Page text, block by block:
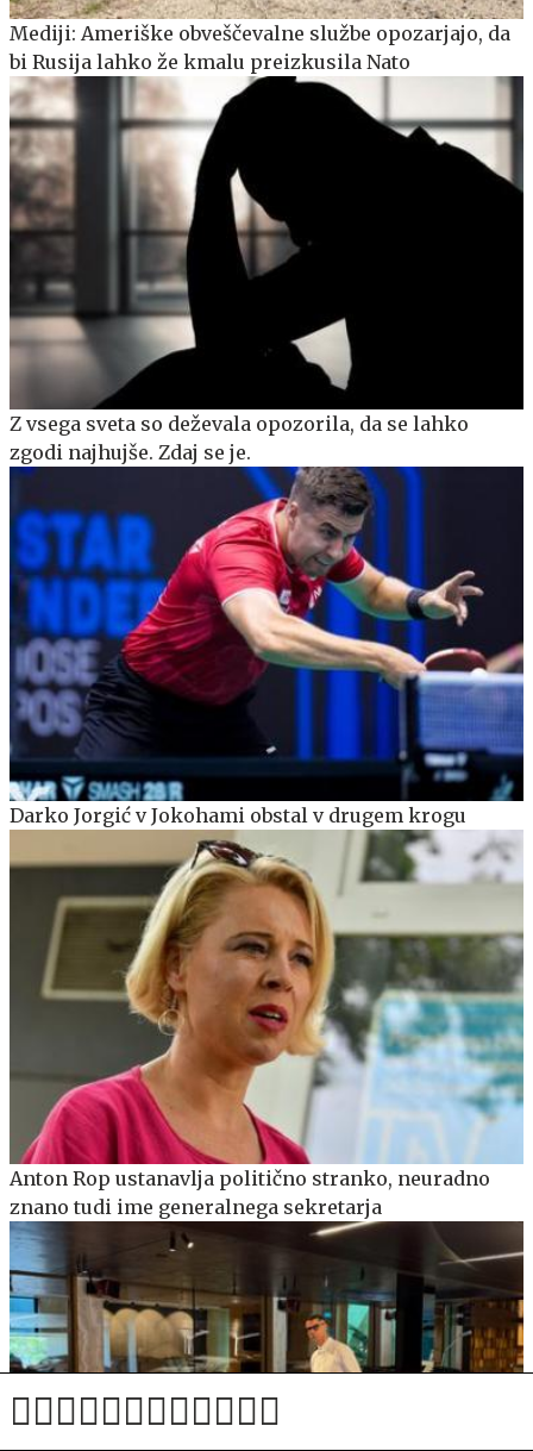
Mediji: Ameriške obveščevalne službe opozarjajo, da
bi Rusija lahko že kmalu preizkusila Nato
Z vsega sveta so deževala opozorila, da se lahko
zgodi najhujše. Zdaj se je.
Darko Jorgić v Jokohami obstal v drugem krogu
Anton Rop ustanavlja politično stranko, neuradno
znano tudi ime generalnega sekretarja